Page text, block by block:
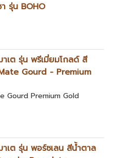
รุ่น BOHO
าเต รุ่น พรีเมี่ยมโกลด์ สี
Gourd - Premium
Gourd Premium Gold
าเต รุ่น พอร์ซเลน สีน้ำตาล